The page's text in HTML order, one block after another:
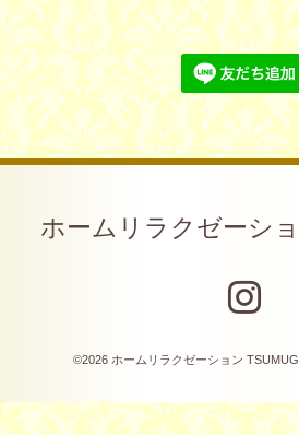
ホームリラクゼーシ
©2026 ホームリラクゼーション